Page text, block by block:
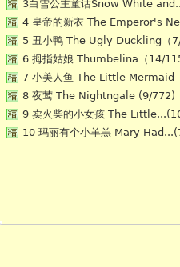
3白雪公主童话Snow White
4 皇帝的新衣 The Emperor's
5 丑小鸭 The Ugly Duckling（7/
6 拇指姑娘 Thumbelina（14/
7 小美人鱼 The Little Mermaid
8 夜莺 The Nightngale (9/772)
9 卖火柴的小女孩 The
10 玛丽有个小羊羔 Mary